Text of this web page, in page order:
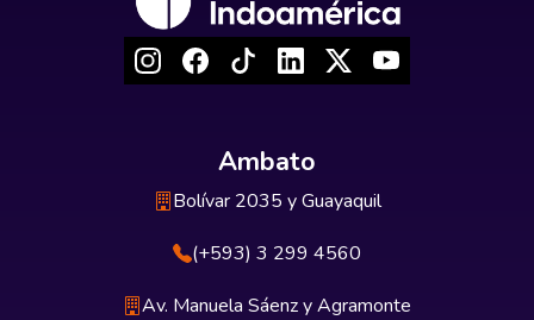
Ambato
Bolívar 2035 y Guayaquil
(+593) 3 299 4560
Av. Manuela Sáenz y Agramonte